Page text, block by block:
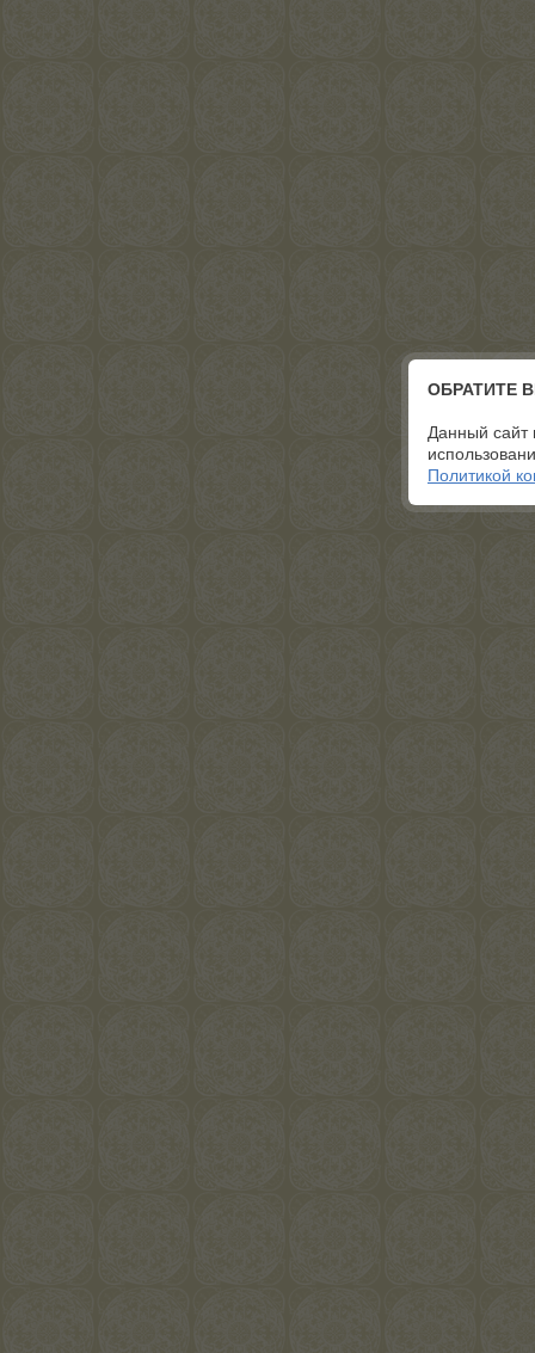
ОБРАТИТЕ
Данный сайт
Политикой